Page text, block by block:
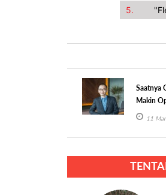
5.
Saatnya
Makin
11